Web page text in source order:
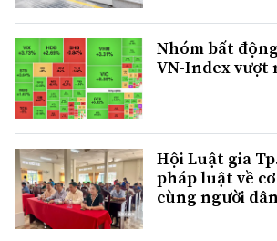
Nhóm bất
VN-Index vượt
Hội Luật gia
pháp luật về
cùng người dân